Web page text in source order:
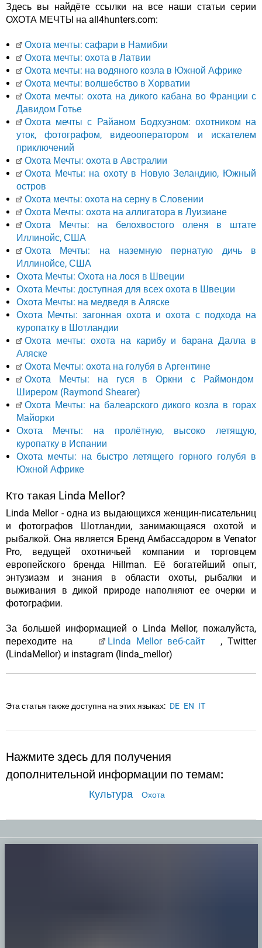
Здесь вы найдёте ссылки на все наши статьи серии
ОХОТА МЕЧТЫ на all4hunters.com:
Охота мечты: сафари в Намибии
Охота мечты: охота в Латвии
Охота мечты: на водяного козла в Южной Африке
Охота мечты: волшебство в Хорватии
Охота мечты: охота на дикого кабана во Франции с
Давидом Готье
Охота мечты с Райаном Бодхуэном: охотником на
уток, фотографом, видеооператором и искателем
приключений
Охота Мечты: охота в Австралии
Охота Мечты: на охоту в Новую Зеландию, Южный
остров
Охота мечты: охота на серну в Словении
Охота Мечты: охота на аллигатора в Луизиане
Охота Мечты: на белохвостого оленя в штате
Иллинойс, США
Охота Мечты: на наземную пернатую дичь в
Иллинойсе, США
Охота Мечты: Охота на лося в Швеции
Охота Мечты: доступная для всех охота в Швеции
Охота Мечты: на медведя в Аляске
Охота Мечты: загонная охота и охота с подхода на
куропатку в Шотландии
Охота мечты: охота на карибу и барана Далла в
Аляске
Охота Мечты: охота на голубя в Аргентине
Охота Мечты: на гуся в Оркни с Раймондом
Ширером (Raymond Shearer)
Охота Мечты: на балеарского дикого козла в горах
Майорки
Охота Мечты: на пролётную, высоко летящую,
куропатку в Испании
Охота мечты: на быстро летящего горного голубя в
Южной Африке
Кто такая Linda Mellor?
Linda Mellor - одна из выдающихся женщин-писательниц
и фотографов Шотландии, занимающаяся охотой и
рыбалкой. Она является Бренд Амбассадором в Venator
Pro, ведущей охотничьей компании и торговцем
европейского бренда Hillman. Её богатейший опыт,
энтузиазм и знания в области охоты, рыбалки и
выживания в дикой природе наполняют ее очерки и
фотографии.
За большей информацией о Linda Mellor, пожалуйста,
переходите на
Linda Mellor веб-сайт, Twitter
(LindaMellor) и instagram (linda_mellor)
Эта статья также доступна на этих языках: DE EN IT
Нажмите здесь для получения
дополнительной информации по темам:
Культура Охота